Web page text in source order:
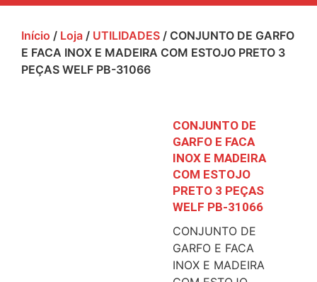
Início / Loja / UTILIDADES / CONJUNTO DE GARFO
E FACA INOX E MADEIRA COM ESTOJO PRETO 3
PEÇAS WELF PB-31066
CONJUNTO DE
GARFO E FACA
INOX E MADEIRA
COM ESTOJO
PRETO 3 PEÇAS
WELF PB-31066
CONJUNTO DE
GARFO E FACA
INOX E MADEIRA